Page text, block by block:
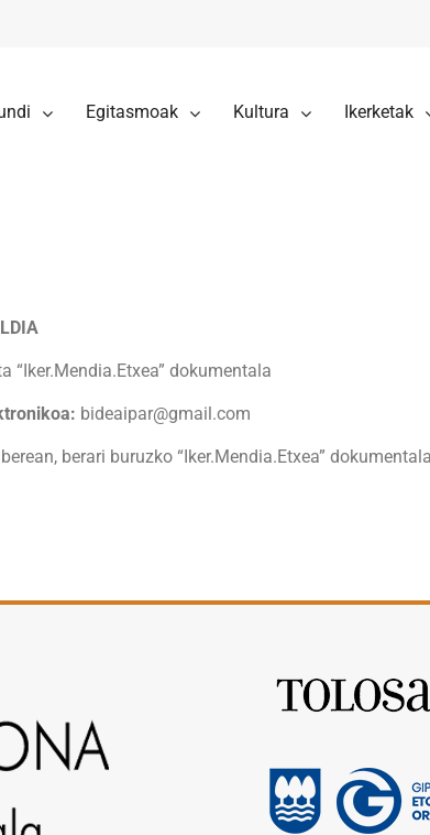
Egitasmoak Kultura Ikerketak
“Iker.Mendia.Etxea” dokumentala
bideaipar@gmail.com
berari buruzko “Iker.Mendia.Etxea”